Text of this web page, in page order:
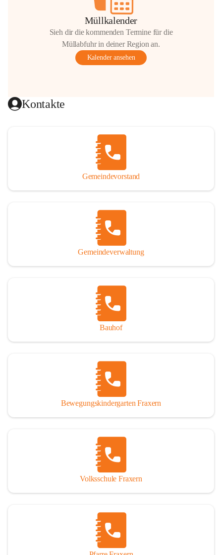
Müllkalender
Sieh dir die kommenden Termine für die
Müllabfuhr in deiner Region an.
Kalender ansehen
Kontakte
Gemeindevorstand
Gemeindeverwaltung
Bauhof
Bewegungskindergarten Fraxern
Volksschule Fraxern